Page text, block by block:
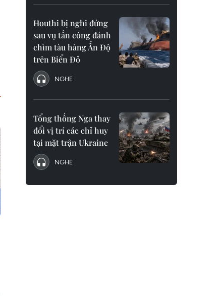
Houthi bị nghi đứng
sau vụ tấn công đánh
chìm tàu hàng Ấn Độ
trên Biển Đỏ
NGHE
Tổng thống Nga thay
đổi vị trí các chỉ huy
tại mặt trận Ukraine
NGHE